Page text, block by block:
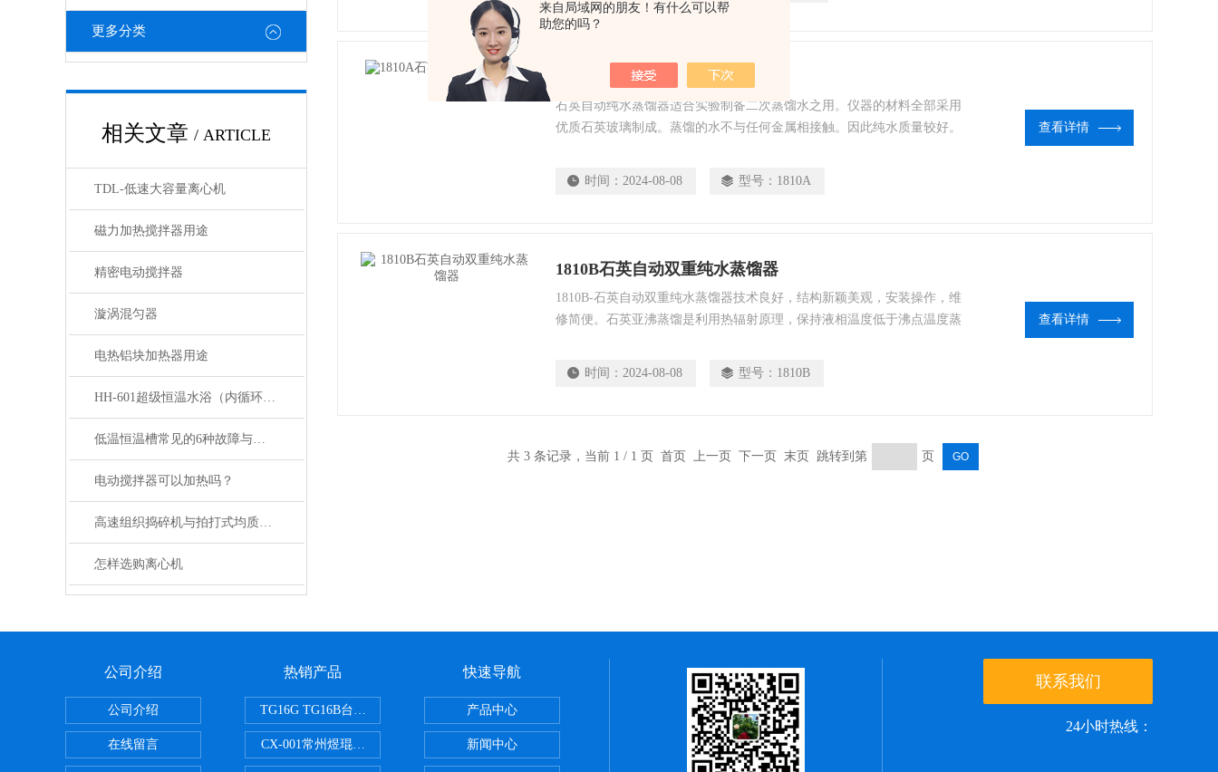
来自局域网的朋友！有什么可以帮
助您的吗？
更多分类
相关文章 / ARTICLE
TDL-低速大容量离心机
磁力加热搅拌器用途
精密电动搅拌器
漩涡混匀器
电热铝块加热器用途
HH-601超级恒温水浴（内循环泵）的技术参数
低温恒温槽常见的6种故障与解决
电动搅拌器可以加热吗？
高速组织捣碎机与拍打式均质机的区别
怎样选购离心机
1810A石英自动纯水蒸馏器
石英自动纯水蒸馏器适合实验制备二次蒸馏水之用。仪器的材料全部采用
优质石英玻璃制成。蒸馏的水不与任何金属相接触。因此纯水质量较好。
时间： 2024-08-08 型号： 1810A
查看详情
1810B石英自动双重纯水蒸馏器
1810B-石英自动双重纯水蒸馏器技术良好，结构新颖美观，安装操作，维
修简便。石英亚沸蒸馏是利用热辐射原理，保持液相温度低于沸点温度蒸
时间： 2024-08-08 型号： 1810B
查看详情
共 3 条记录，当前 1 / 1 页 首页 上一页 下一页 末页 跳转到第 页
公司介绍
公司介绍
在线留言
热销产品
TG16G TG16B台式高速离心机
CX-001常州煜琨电热铝块加热器厂家供应
快速导航
产品中心
新闻中心
联系我们
24小时热线：